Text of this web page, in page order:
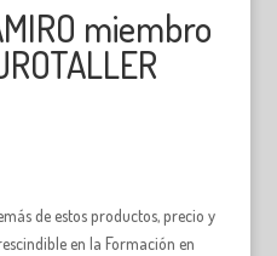
miembro
de estos productos, precio y
en la Formación en